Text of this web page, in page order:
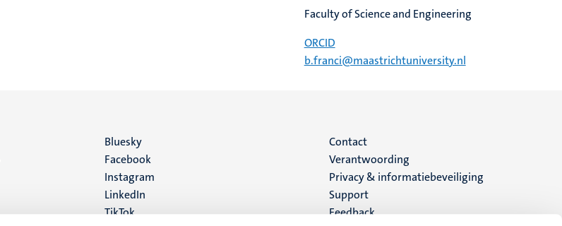
Faculty of Science and Engineering
ORCID
b.franci@maastrichtuniversity.nl
Social
media
Bluesky
Facebook
Instagram
LinkedIn
TikTok
Menu
footer
(NL)
Contact
Verantwoording
Privacy & informatiebeveiliging
Support
Feedback